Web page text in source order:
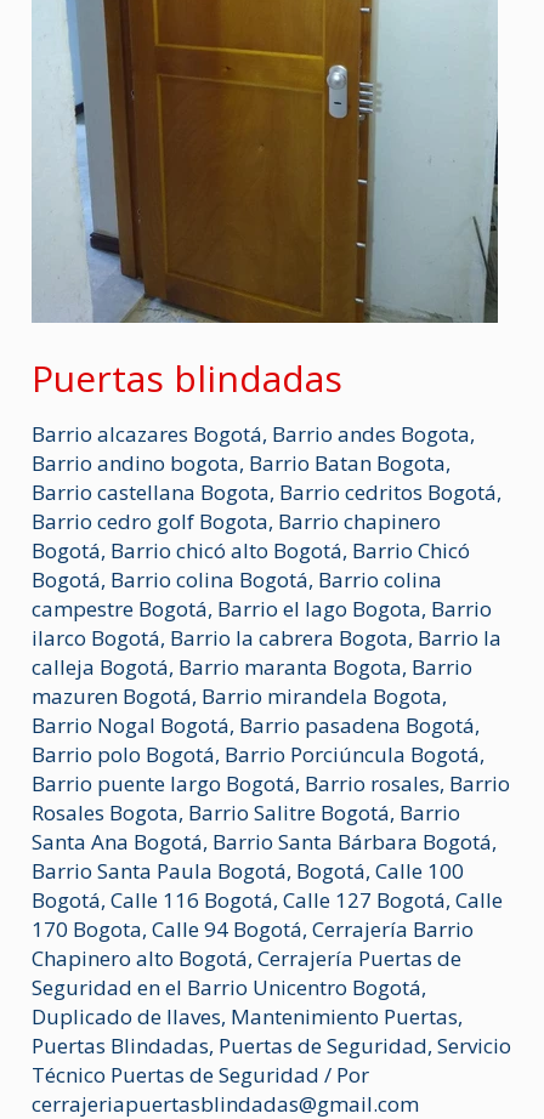
Puertas blindadas
Barrio alcazares Bogotá, Barrio andes Bogota,
Barrio andino bogota, Barrio Batan Bogota,
Barrio castellana Bogota, Barrio cedritos Bogotá,
Barrio cedro golf Bogota, Barrio chapinero
Bogotá, Barrio chicó alto Bogotá, Barrio Chicó
Bogotá, Barrio colina Bogotá, Barrio colina
campestre Bogotá, Barrio el lago Bogota, Barrio
ilarco Bogotá, Barrio la cabrera Bogota, Barrio la
calleja Bogotá, Barrio maranta Bogota, Barrio
mazuren Bogotá, Barrio mirandela Bogota,
Barrio Nogal Bogotá, Barrio pasadena Bogotá,
Barrio polo Bogotá, Barrio Porciúncula Bogotá,
Barrio puente largo Bogotá, Barrio rosales, Barrio
Rosales Bogota, Barrio Salitre Bogotá, Barrio
Santa Ana Bogotá, Barrio Santa Bárbara Bogotá,
Barrio Santa Paula Bogotá, Bogotá,Calle 100
Bogotá,Calle 116 Bogotá,Calle 127 Bogotá,Calle
170 Bogota,Calle 94 Bogotá,Cerrajería Barrio
Chapinero alto Bogotá,Cerrajería Puertas de
Seguridad en el Barrio Unicentro Bogotá,
Duplicado de llaves, Mantenimiento Puertas,
Puertas Blindadas, Puertas de Seguridad,Servicio
Técnico Puertas de Seguridad / Por
cerrajeriapuertasblindadas@gmail.com